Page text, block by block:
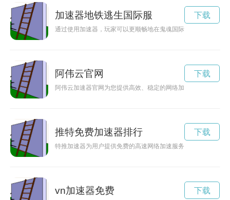
加速器地铁逃生国际服
通过使用加速器，玩家可以更顺畅地在鬼魂国际服中游戏，避
下载
阿伟云官网
阿伟云加速器官网为您提供高效、稳定的网络加速服务，助您
下载
推特免费加速器排行
特推加速器为用户提供免费的高速网络加速服务，让您畅享流
下载
vn加速器免费 下载